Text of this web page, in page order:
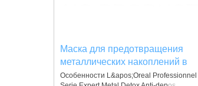
Маска для предотвращения
металлических накоплений в
волосах Serie Expert Metal Detox
Особенности L&apos;Oreal Professionnel